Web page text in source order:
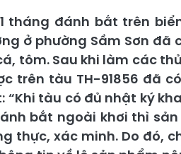
tháng đánh bắt trên
ở phường Sầm Sơn đã
tôm. Sau khi làm các
trên tàu TH-91856 đã
“Khi tàu có đủ nhật ký
bắt ngoài khơi thì
thực, xác minh. Do đó,